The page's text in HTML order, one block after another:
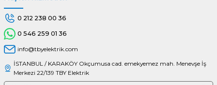
0 212 238 00 36
0 546 259 01 36
info@tbyelektrik.com
İSTANBUL / KARAKÖY Okçumusa cad. emekyemez mah. Menevşe İş
Merkezi 22/139 TBY Elektrik